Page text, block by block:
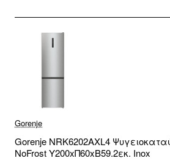
Gorenje
Gorenje NRK6202AXL4
NoFrost Υ200xΠ60xΒ59.2εκ. Inox